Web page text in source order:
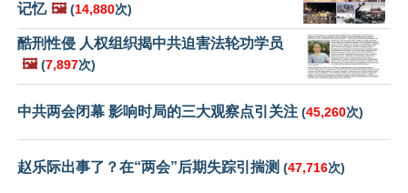
记忆 🖼️ (14,880次)
酷刑性侵 人权组织揭中共迫害法轮功学员
🖼️ (7,897次)
中共两会闭幕 影响时局的三大观察点引关注 (45,260次)
赵乐际出事了？在“两会”后期失踪引揣测 (47,716次)